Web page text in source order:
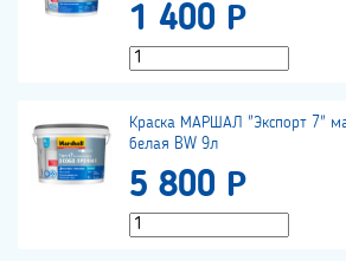
1 400 Р
Краска МАРШАЛ "Экспорт 7"
белая BW 9л
5 800 Р